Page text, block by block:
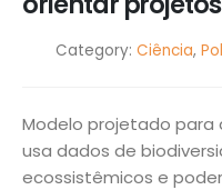
Category: Ciência,
Modelo projetado
usa dados de
ecossistêmicos e